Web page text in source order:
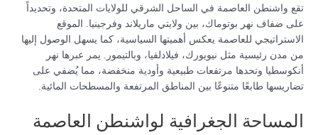
تقع واشنطن العاصمة في الساحل الشرقي للولايات المتحدة، وتحديداً
على ضفاف نهر بوتوماك، بين ولايتي ماريلاند وفرجينيا. الموقع
الاستراتيجي للعاصمة يعكس أهميتها السياسية، كما يسهل الوصول إليها
من مدن رئيسية مثل نيويورك، فيلادلفيا، وبالتيمور. يمر عبرها نهر
أنكوسطيا وتحدها مرتفعات طبيعية وأودية منخفضة، مما يُضفي على
تضاريسها طابعًا متنوعًا بين المناطق المرتفعة والمسطحات المائية.
المساحة الجغرافية لواشنطن العاصمة